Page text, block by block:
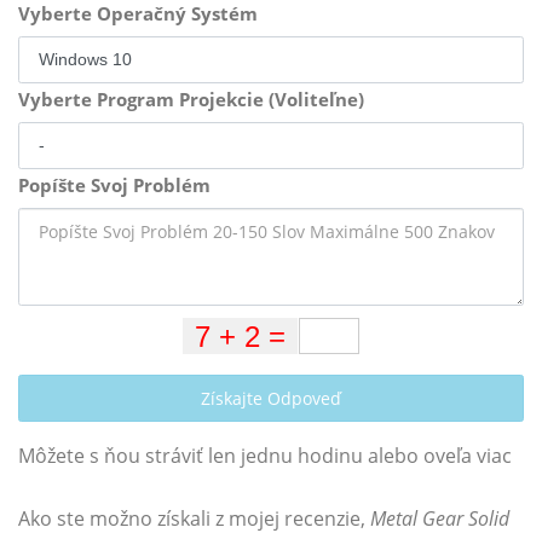
Vyberte Operačný Systém
Vyberte Program Projekcie (Voliteľne)
Popíšte Svoj Problém
Získajte Odpoveď
Môžete s ňou stráviť len jednu hodinu alebo oveľa viac
Ako ste možno získali z mojej recenzie, Metal Gear Solid